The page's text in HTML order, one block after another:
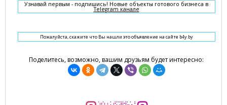
Узнавай первым - подпишись! Новые объекты готового бизнеса в
Telegram канале
Пожалуйста, скажите что Вы нашли это объявление на сайте b4y.by
Поделитесь, возможно, вашим друзьям будет интересно: